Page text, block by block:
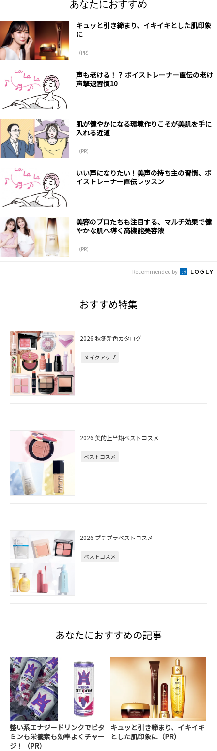
あなたにおすすめ
キュッと引き締まり、イキイキとした肌印象
に
（PR）
声も老ける！？ ボイストレーナー直伝の老け
声撃退習慣10
肌が健やかになる環境作りこそが美肌を手に
入れる近道
（PR）
いい声になりたい！美声の持ち主の習慣、ボ
イストレーナー直伝レッスン
美容のプロたちも注目する、マルチ効果で健
やかな肌へ導く高機能美容液
（PR）
Recommended by
おすすめ特集
2026 秋冬新色カタログ
メイクアップ
2026 美的上半期ベストコスメ
ベストコスメ
2026 プチプラベストコスメ
ベストコスメ
あなたにおすすめの記事
整い系エナジードリンクでビタ
ミンも栄養素も効率よくチャー
ジ！（PR）
キュッと引き締まり、イキイキ
とした肌印象に（PR）